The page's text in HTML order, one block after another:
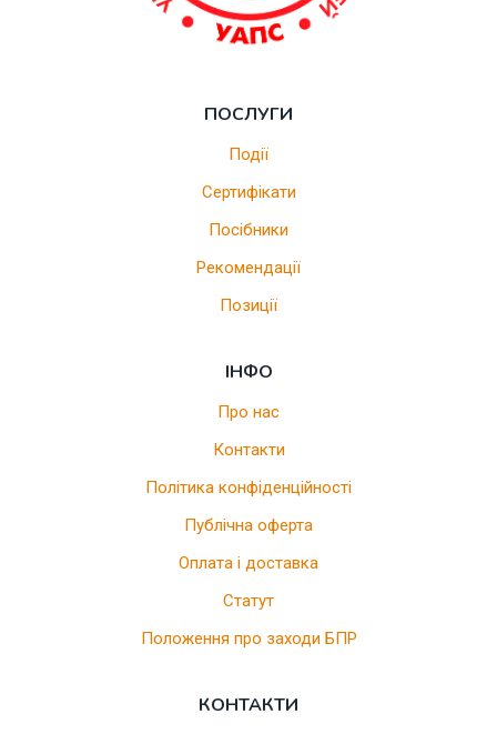
ПОСЛУГИ
Події
Сертифікати
Посібники
Рекомендації
Позиції
ІНФО
Про нас
Контакти
Політика конфіденційності
Публічна оферта
Оплата і доставка
Статут
Положення про заходи БПР
КОНТАКТИ